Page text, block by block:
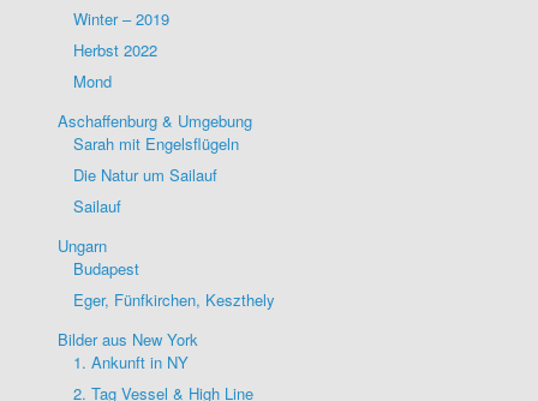
Winter – 2019
Herbst 2022
Mond
Aschaffenburg & Umgebung
Sarah mit Engelsflügeln
Die Natur um Sailauf
Sailauf
Ungarn
Budapest
Eger, Fünfkirchen, Keszthely
Bilder aus New York
1. Ankunft in NY
2. Tag Vessel & High Line